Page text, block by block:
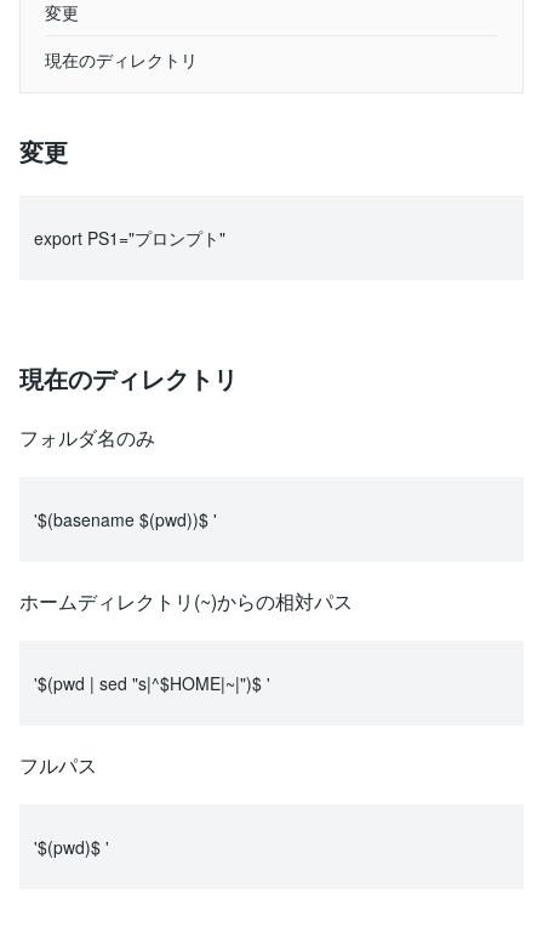
変更
現在のディレクトリ
変更
export PS1="プロンプト"
現在のディレクトリ
フォルダ名のみ
'$(basename $(pwd))$ '
ホームディレクトリ(~)からの相対パス
'$(pwd | sed "s|^$HOME|~|")$ '
フルパス
'$(pwd)$ '